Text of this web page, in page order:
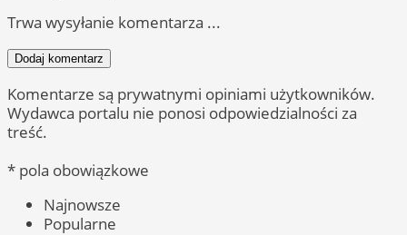
Trwa wysyłanie komentarza ...
Dodaj komentarz
Komentarze są prywatnymi opiniami użytkowników.
Wydawca portalu nie ponosi odpowiedzialności za
treść.
* pola obowiązkowe
Najnowsze
Popularne